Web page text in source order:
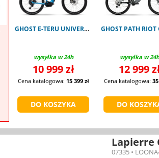
GHOST E-TERU UNIVERSAL atlantic blue L
wysyłka w 24h
10 999 zł
Cena katalogowa: 15 399 zł
wysyłka w 24h
12 999
Cena katalogowa:
Lapierre
07335 •